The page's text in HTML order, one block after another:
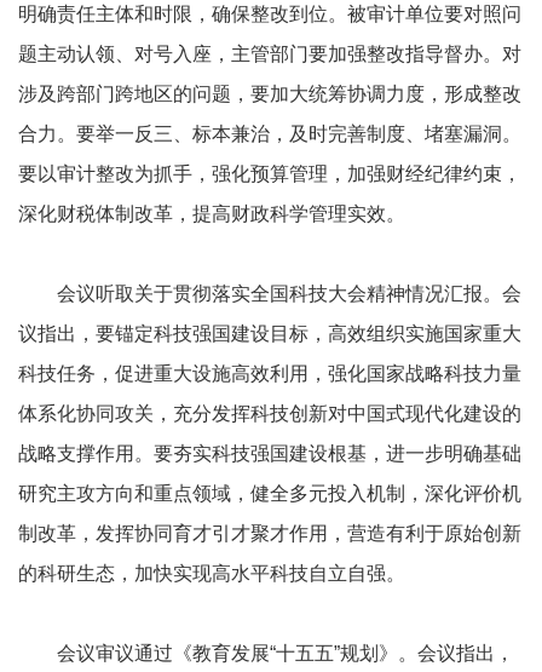
明确责任主体和时限，确保整改到位。被审计单位要对照问
题主动认领、对号入座，主管部门要加强整改指导督办。对
涉及跨部门跨地区的问题，要加大统筹协调力度，形成整改
合力。要举一反三、标本兼治，及时完善制度、堵塞漏洞。
要以审计整改为抓手，强化预算管理，加强财经纪律约束，
深化财税体制改革，提高财政科学管理实效。
会议听取关于贯彻落实全国科技大会精神情况汇报。会
议指出，要锚定科技强国建设目标，高效组织实施国家重大
科技任务，促进重大设施高效利用，强化国家战略科技力量
体系化协同攻关，充分发挥科技创新对中国式现代化建设的
战略支撑作用。要夯实科技强国建设根基，进一步明确基础
研究主攻方向和重点领域，健全多元投入机制，深化评价机
制改革，发挥协同育才引才聚才作用，营造有利于原始创新
的科研生态，加快实现高水平科技自立自强。
会议审议通过《教育发展“十五五”规划》。会议指出，